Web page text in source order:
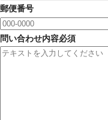
郵便番号
問い合わせ内容必須